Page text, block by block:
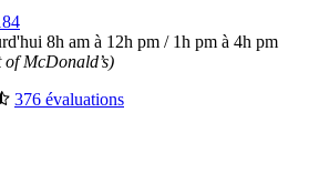
8h am à 12h pm / 1h pm à 4h pm
of McDonald’s)
376 évaluations